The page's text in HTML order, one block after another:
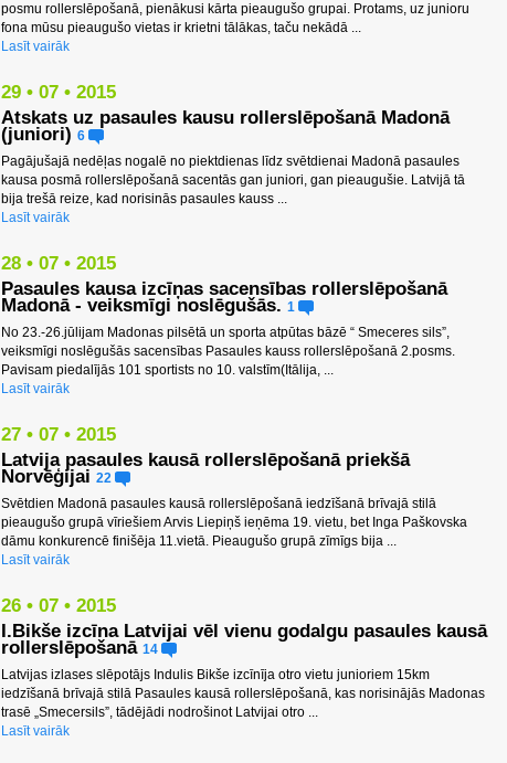
posmu rollerslēpošanā, pienākusi kārta pieaugušo grupai. Protams, uz junioru
fona mūsu pieaugušo vietas ir krietni tālākas, taču nekādā ...
Lasīt vairāk
29 • 07 • 2015
Atskats uz pasaules kausu rollerslēpošanā Madonā
(juniori) 6
Pagājušajā nedēļas nogalē no piektdienas līdz svētdienai Madonā pasaules
kausa posmā rollerslēpošanā sacentās gan juniori, gan pieaugušie. Latvijā tā
bija trešā reize, kad norisinās pasaules kauss ...
Lasīt vairāk
28 • 07 • 2015
Pasaules kausa izcīņas sacensības rollerslēpošanā
Madonā - veiksmīgi noslēgušās. 1
No 23.-26.jūlijam Madonas pilsētā un sporta atpūtas bāzē “ Smeceres sils”,
veiksmīgi noslēgušās sacensības Pasaules kauss rollerslēpošanā 2.posms.
Pavisam piedalījās 101 sportists no 10. valstīm(Itālija, ...
Lasīt vairāk
27 • 07 • 2015
Latvija pasaules kausā rollerslēpošanā priekšā
Norvēģijai 22
Svētdien Madonā pasaules kausā rollerslēpošanā iedzīšanā brīvajā stilā
pieaugušo grupā vīriešiem Arvis Liepiņš ieņēma 19. vietu, bet Inga Paškovska
dāmu konkurencē finišēja 11.vietā. Pieaugušo grupā zīmīgs bija ...
Lasīt vairāk
26 • 07 • 2015
I.Bikše izcīna Latvijai vēl vienu godalgu pasaules kausā
rollerslēpošanā 14
Latvijas izlases slēpotājs Indulis Bikše izcīnīja otro vietu junioriem 15km
iedzīšanā brīvajā stilā Pasaules kausā rollerslēpošanā, kas norisinājās Madonas
trasē „Smecersils”, tādējādi nodrošinot Latvijai otro ...
Lasīt vairāk